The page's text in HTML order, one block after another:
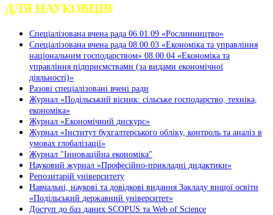
ДЛЯ НАУКОВЦІВ
Спеціалізована вчена рада 06.01.09 «Рослинництво»
Спеціалізована вчена рада 08.00.03 «Економіка та управління
національним господарством» 08.00.04 «Економіка та
управління підприємствами (за видами економічної
діяльності)»
Разові спеціалізовані вчені ради
Журнал «Подільський вісник: сільське господарство, техніка,
економіка»
Журнал «Економічний дискурс»
Журнал «Інститут бухгалтерського обліку, контроль та аналіз в
умовах глобалізації»
Журнал "Інноваційна економіка"
Науковий журнал «Професійно-прикладні дидактики»
Репозитарій університету
Навчальні, наукові та довідкові видання Закладу вищої освіти
«Подільський державний університет»
Доступ до баз даних SCOPUS та Web of Science